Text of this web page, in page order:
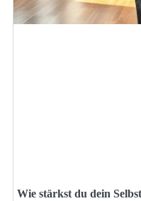
Wie stärkst du dein